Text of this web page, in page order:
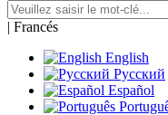
| Francés
English
Русский
Español